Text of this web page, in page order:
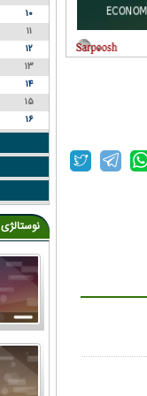
۱۰
۱۱
۱۲
۱۳
۱۴
۱۵
۱۶
نوستالژی